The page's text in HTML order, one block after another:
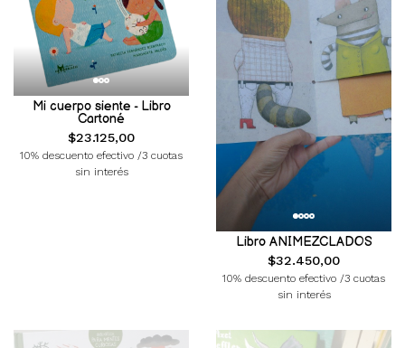
Mi cuerpo siente - Libro
Cartoné
$23.125,00
10% descuento efectivo /3 cuotas
sin interés
Libro ANIMEZCLADOS
$32.450,00
10% descuento efectivo /3 cuotas
sin interés